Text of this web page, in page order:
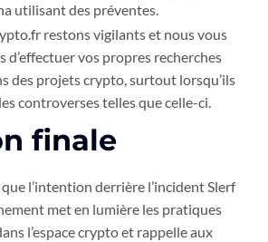
utilisant des préventes.
restons vigilants et nous vous
vos propres recherches
des projets crypto, surtout lorsqu’ils
controverses telles que celle-ci.
finale
l’intention derrière l’incident Slerf
met en lumière les pratiques
l’espace crypto et rappelle aux